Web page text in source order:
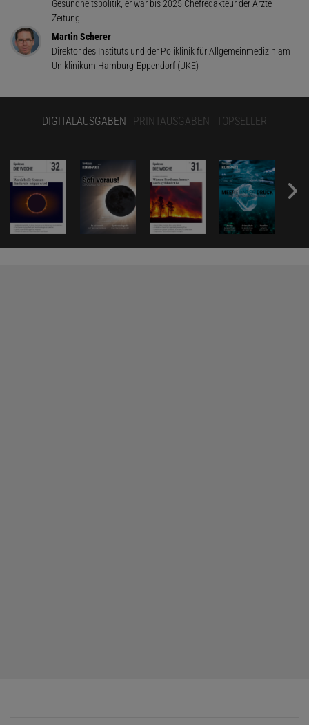
Gesundheitspolitik, er war bis 2025 Chefredakteur der Ärzte
Zeitung
Martin Scherer
Direktor des Instituts und der Poliklinik für Allgemeinmedizin am
Uniklinikum Hamburg-Eppendorf (UKE)
DIGITALAUSGABEN PRINTAUSGABEN TOPSELLER